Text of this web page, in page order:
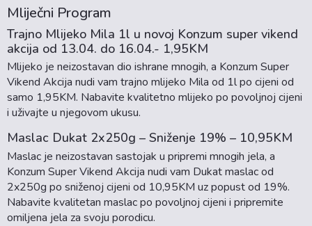
Mliječni Program
Trajno Mlijeko Mila 1l u novoj Konzum super vikend
akcija od 13.04. do 16.04.- 1,95KM
Mlijeko je neizostavan dio ishrane mnogih, a Konzum Super
Vikend Akcija nudi vam trajno mlijeko Mila od 1l po cijeni od
samo 1,95KM. Nabavite kvalitetno mlijeko po povoljnoj cijeni
i uživajte u njegovom ukusu.
Maslac Dukat 2x250g – Sniženje 19% – 10,95KM
Maslac je neizostavan sastojak u pripremi mnogih jela, a
Konzum Super Vikend Akcija nudi vam Dukat maslac od
2x250g po sniženoj cijeni od 10,95KM uz popust od 19%.
Nabavite kvalitetan maslac po povoljnoj cijeni i pripremite
omiljena jela za svoju porodicu.